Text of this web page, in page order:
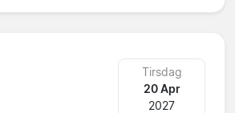
Tirsdag
20 Apr
2027